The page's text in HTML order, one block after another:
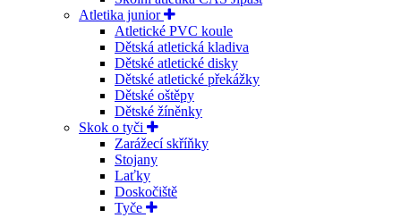
Atletika junior
Atletické PVC koule
Dětská atletická kladiva
Dětské atletické disky
Dětské atletické překážky
Dětské oštěpy
Dětské žíněnky
Skok o tyči
Zarážecí skříňky
Stojany
Laťky
Doskočiště
Tyče